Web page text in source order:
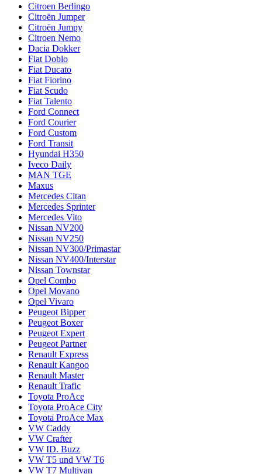
Citroen Berlingo
Citroën Jumper
Citroën Jumpy
Citroen Nemo
Dacia Dokker
Fiat Doblo
Fiat Ducato
Fiat Fiorino
Fiat Scudo
Fiat Talento
Ford Connect
Ford Courier
Ford Custom
Ford Transit
Hyundai H350
Iveco Daily
MAN TGE
Maxus
Mercedes Citan
Mercedes Sprinter
Mercedes Vito
Nissan NV200
Nissan NV250
Nissan NV300/Primastar
Nissan NV400/Interstar
Nissan Townstar
Opel Combo
Opel Movano
Opel Vivaro
Peugeot Bipper
Peugeot Boxer
Peugeot Expert
Peugeot Partner
Renault Express
Renault Kangoo
Renault Master
Renault Trafic
Toyota ProAce
Toyota ProAce City
Toyota ProAce Max
VW Caddy
VW Crafter
VW ID. Buzz
VW T5 und VW T6
VW T7 Multivan